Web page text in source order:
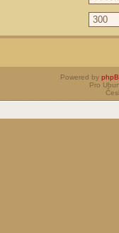
Powered by
Pro